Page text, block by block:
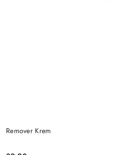
Remover Krem